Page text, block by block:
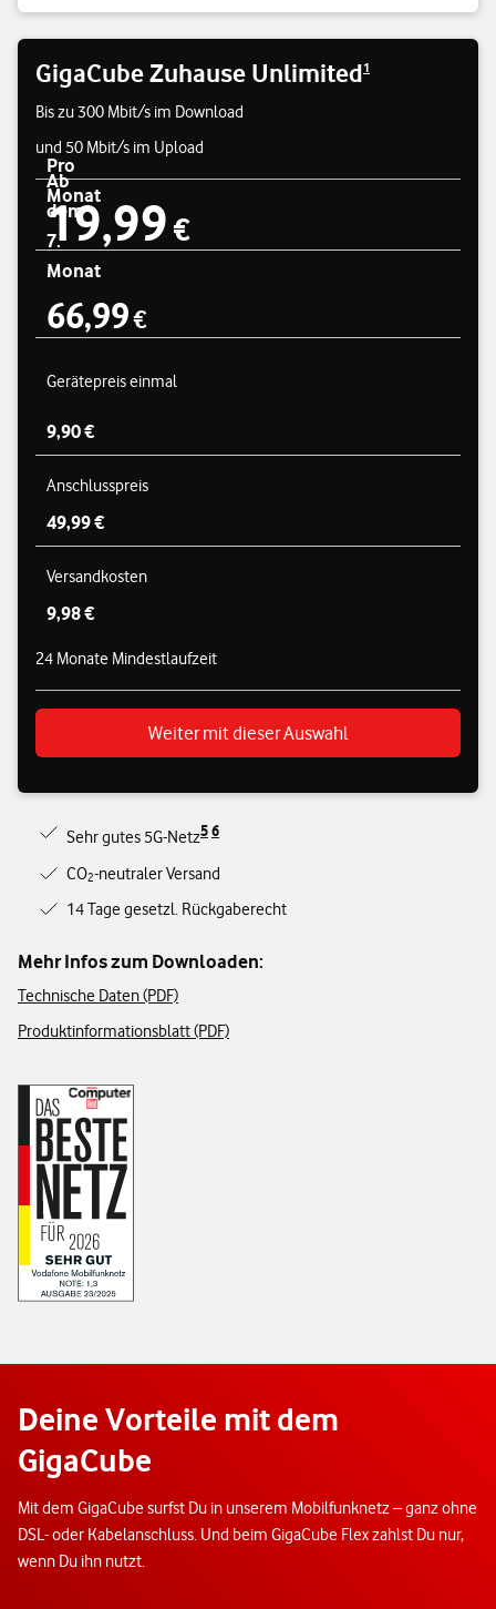
GigaCube Zuhause Unlimited1
Bis zu 300 Mbit/s im Download
und 50 Mbit/s im Upload
Preisübersicht
Pro
Monat
19,99 €
19,99 €
Ab
dem
7.
Monat
66,99 €
66,99€
Gerätepreis einmal
9,90 €
Anschlusspreis
49,99 €
Versandkosten
9,98 €
24 Monate Mindestlaufzeit
Weiter mit dieser Auswahl
Sehr gutes 5G-Netz56
CO2-neutraler Versand
14 Tage gesetzl. Rückgaberecht
Mehr Infos zum Downloaden:
Technische Daten (PDF)
Produktinformationsblatt (PDF)
Deine Vorteile mit dem
GigaCube
Mit dem GigaCube surfst Du in unserem Mobilfunknetz – ganz ohne
DSL- oder Kabelanschluss. Und beim GigaCube Flex zahlst Du nur,
wenn Du ihn nutzt.